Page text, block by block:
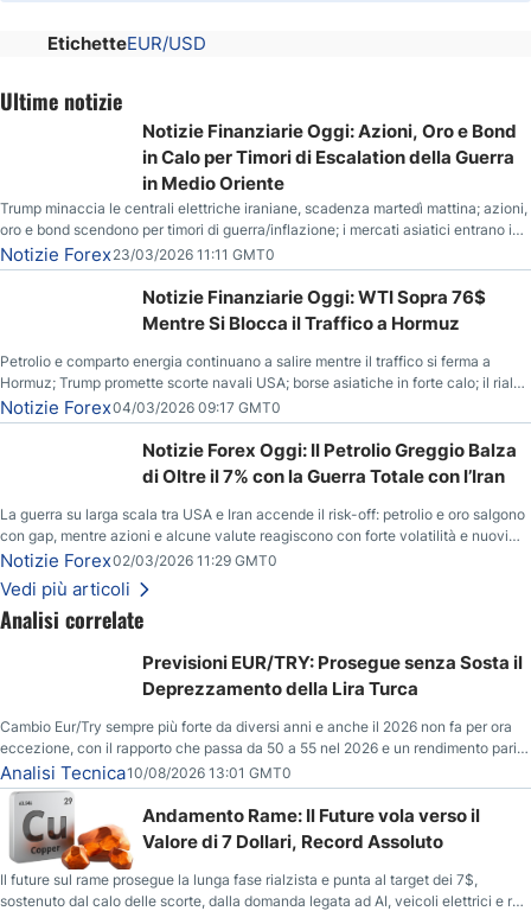
EtichetteEUR/USD
Ultime notizie
Notizie Finanziarie Oggi: Azioni, Oro e Bond
in Calo per Timori di Escalation della Guerra
in Medio Oriente
Trump minaccia le centrali elettriche iraniane, scadenza martedì mattina; azioni,
oro e bond scendono per timori di guerra/inflazione; i mercati asiatici entrano in
correzione; il petrolio greggio resta stabile.
Notizie Forex23/03/2026 11:11 GMT0
Notizie Finanziarie Oggi: WTI Sopra 76$
Mentre Si Blocca il Traffico a Hormuz
Petrolio e comparto energia continuano a salire mentre il traffico si ferma a
Hormuz; Trump promette scorte navali USA; borse asiatiche in forte calo; il rialzo
del gas naturale mette pressione all’euro.
Notizie Forex04/03/2026 09:17 GMT0
Notizie Forex Oggi: Il Petrolio Greggio Balza
di Oltre il 7% con la Guerra Totale con l’Iran
La guerra su larga scala tra USA e Iran accende il risk-off: petrolio e oro salgono
con gap, mentre azioni e alcune valute reagiscono con forte volatilità e nuovi
livelli da monitorare.
Notizie Forex02/03/2026 11:29 GMT0
Vedi più articoli
Analisi correlate
Previsioni EUR/TRY: Prosegue senza Sosta il
Deprezzamento della Lira Turca
Cambio Eur/Try sempre più forte da diversi anni e anche il 2026 non fa per ora
eccezione, con il rapporto che passa da 50 a 55 nel 2026 e un rendimento pari
al +10%.
Analisi Tecnica10/08/2026 13:01 GMT0
Andamento Rame: Il Future vola verso il
Valore di 7 Dollari, Record Assoluto
Il future sul rame prosegue la lunga fase rialzista e punta al target dei 7$,
sostenuto dal calo delle scorte, dalla domanda legata ad AI, veicoli elettrici e reti